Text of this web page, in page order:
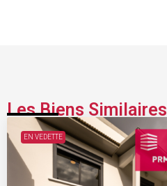
Les Biens Similaires
EN VEDETTE